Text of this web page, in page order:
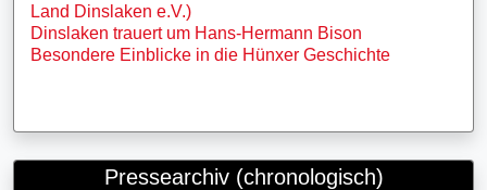
Land Dinslaken e.V.)
Dinslaken trauert um Hans-Hermann Bison
Besondere Einblicke in die Hünxer Geschichte
Pressearchiv (chronologisch)